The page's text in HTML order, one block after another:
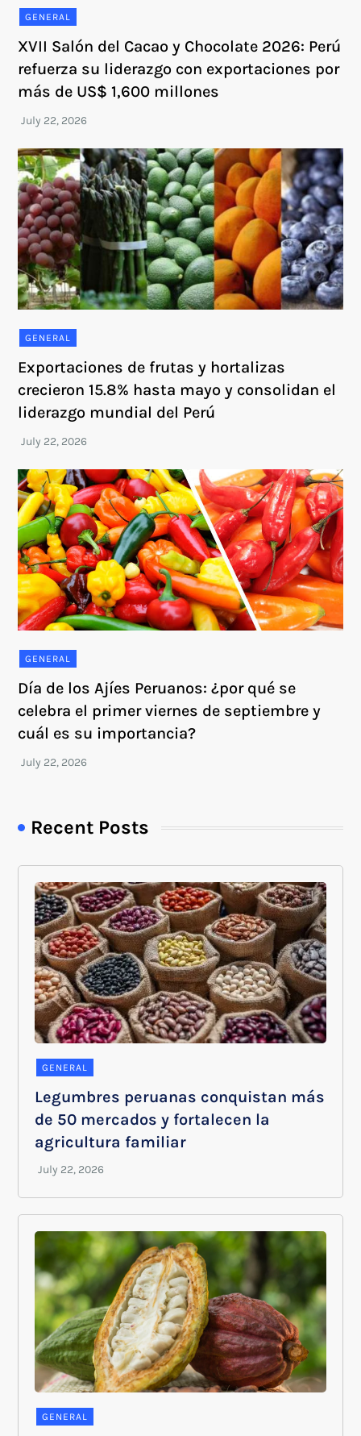
GENERAL
XVII Salón del Cacao y Chocolate 2026: Perú
refuerza su liderazgo con exportaciones por
más de US$ 1,600 millones
GENERAL
Exportaciones de frutas y hortalizas
crecieron 15.8% hasta mayo y consolidan el
liderazgo mundial del Perú
GENERAL
Día de los Ajíes Peruanos: ¿por qué se
celebra el primer viernes de septiembre y
cuál es su importancia?
Recent Posts
GENERAL
Legumbres peruanas conquistan más
de 50 mercados y fortalecen la
agricultura familiar
GENERAL